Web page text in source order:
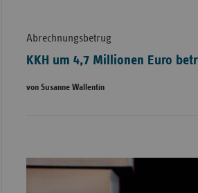
Abrechnungsbetrug
KKH um 4,7 Millionen Euro
von Susanne Wallentin